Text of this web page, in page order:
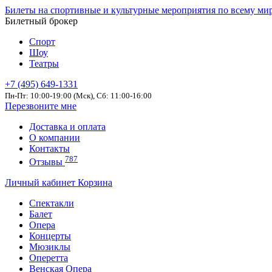
Билеты на спортивные и культурные мероприятия по всему
Билетный брокер
Спорт
Шоу
Театры
+7 (495) 649-1331
Пн-Пт: 10:00-19:00 (Мск), Сб: 11:00-16:00
Перезвоните мне
Доставка и оплата
О компании
Контакты
Отзывы 787
Личный кабинет Корзина
Спектакли
Балет
Опера
Концерты
Мюзиклы
Оперетта
Венская Опера